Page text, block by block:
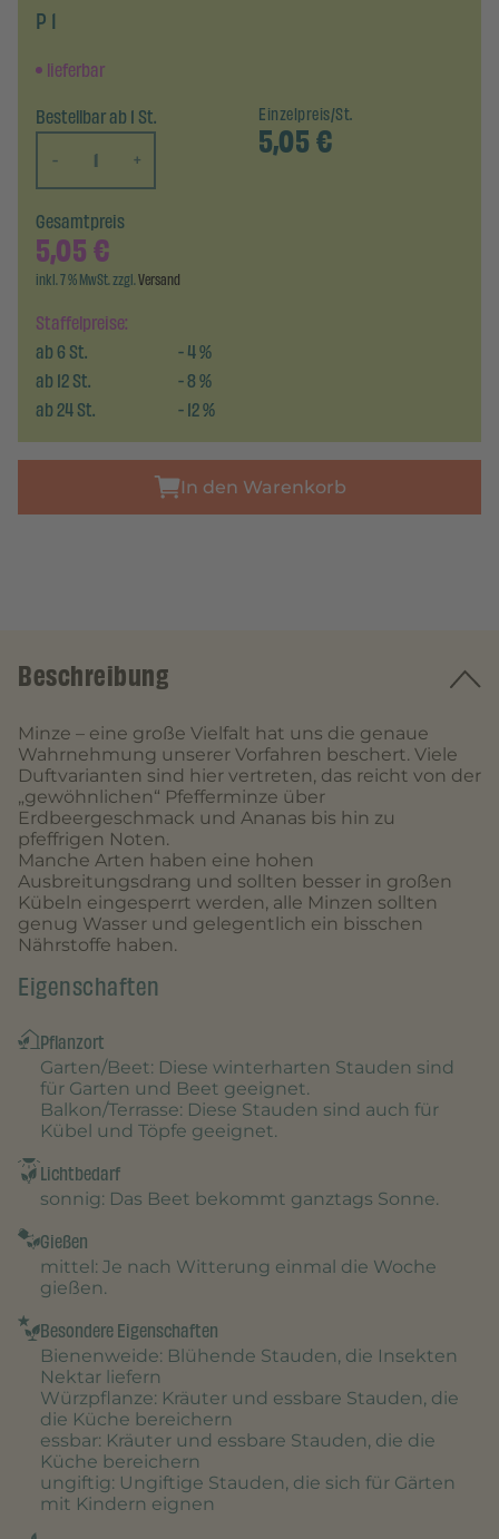
P 1
lieferbar
Bestellbar ab 1 St.
-
+
Einzelpreis/St.
5,05€
Staffelpreise:
ab6St. -4%
ab12St. -8%
ab24St. -12%
Gesamtpreis
5,05€
inkl. 7 % MwSt. zzgl.Versand
In den Warenkorb
Beschreibung
Minze – eine große Vielfalt hat uns die genaue
Wahrnehmung unserer Vorfahren beschert. Viele
Duftvarianten sind hier vertreten, das reicht von der
„gewöhnlichen“ Pfefferminze über
Erdbeergeschmack und Ananas bis hin zu
pfeffrigen Noten.
Manche Arten haben eine hohen
Ausbreitungsdrang und sollten besser in großen
Kübeln eingesperrt werden, alle Minzen sollten
genug Wasser und gelegentlich ein bisschen
Nährstoffe haben.
Eigenschaften
Pflanzort
Garten/Beet: Diese winterharten Stauden sind
für Garten und Beet geeignet.
Balkon/Terrasse: Diese Stauden sind auch für
Kübel und Töpfe geeignet.
Lichtbedarf
sonnig: Das Beet bekommt ganztags Sonne.
Gießen
mittel : Je nach Witterung einmal die Woche
gießen.
Besondere Eigenschaften
Bienenweide: Blühende Stauden, die Insekten
Nektar liefern
Würzpflanze: Kräuter und essbare Stauden, die
die Küche bereichern
essbar: Kräuter und essbare Stauden, die die
Küche bereichern
ungiftig: Ungiftige Stauden, die sich für Gärten
mit Kindern eignen